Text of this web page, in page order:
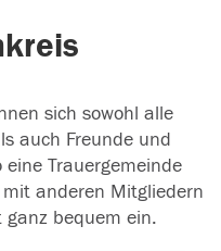
sich sowohl alle
auch Freunde und
Trauergemeinde
anderen Mitgliedern
bequem ein.